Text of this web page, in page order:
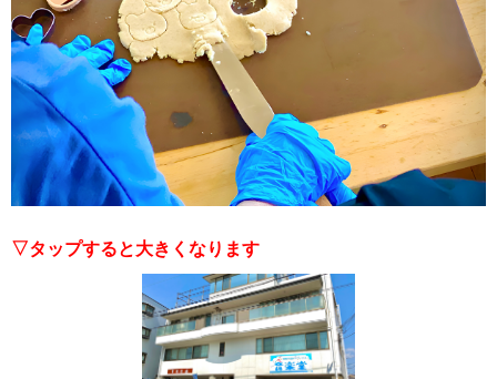
▽タップすると大きくなります